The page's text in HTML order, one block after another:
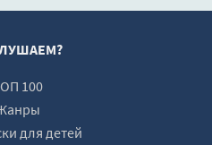
100
для детей